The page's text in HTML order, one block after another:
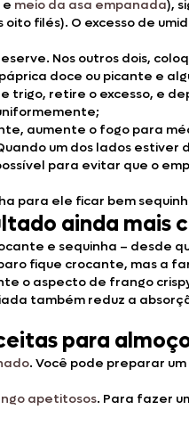
meio da asa empanada),
filés). O excesso de
Nos outros dois,
doce ou picante e
retire o excesso, e
aumente o fogo para
um dos lados estiver
para evitar que o
para ele ficar bem
ainda mais
e sequinha – desde
fique crocante, mas a
o aspecto de frango
também reduz a
para
. Você pode preparar
apetitosos. Para fazer